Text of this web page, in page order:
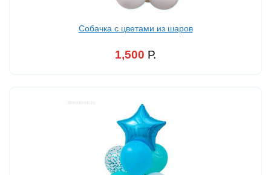
Собачка с цветами из шаров
1,500 Р.